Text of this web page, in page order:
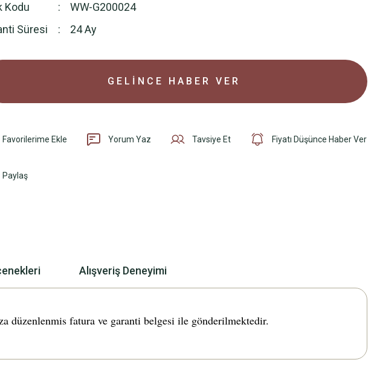
Kodu
WW-G200024
Süresi
24 Ay
GELİNCE HABER VER
Yorum Yaz Tavsiye Et Fiyatı Düşünce Haber Ver
Paylaş
Alışveriş Deneyimi
fatura ve garanti belgesi ile gönderilmektedir.